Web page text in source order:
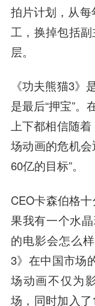
拍片计划，从每
工，换掉包括
层。
《功夫熊猫3
是最后“押宝”。
上下都相信随
场动画的危机
60亿的目标”。
CEO卡森伯格
果我有一个水
的电影会怎么
3》在中国市场
场动画不仅为
场，同时加入